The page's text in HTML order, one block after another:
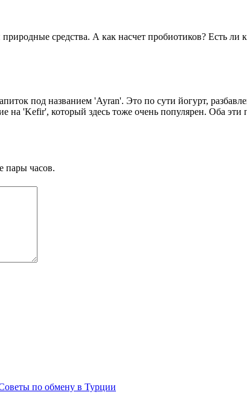
средства. А как насчет пробиотиков? Есть
под названием 'Ayran'. Это по сути йогурт,
на 'Kefir', который здесь тоже очень популярен. Оба
пары часов.
по обмену в Турции